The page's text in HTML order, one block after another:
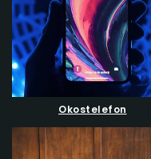
Okostelefon